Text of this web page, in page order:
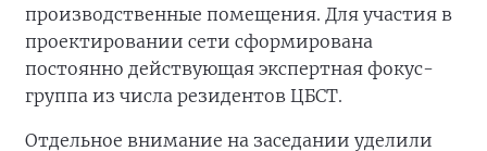
производственные помещения. Для участия в
проектировании сети сформирована
постоянно действующая экспертная фокус-
группа из числа резидентов ЦБСТ.
Отдельное внимание на заседании уделили